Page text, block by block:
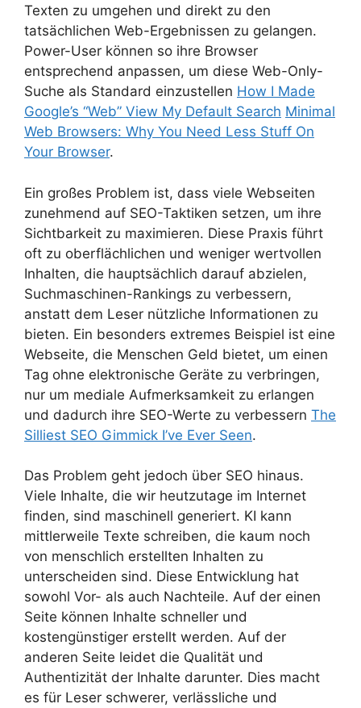
Texten zu umgehen und direkt zu den
tatsächlichen Web-Ergebnissen zu gelangen.
Power-User können so ihre Browser
entsprechend anpassen, um diese Web-Only-
Suche als Standard einzustellen How I Made
Google’s “Web” View My Default Search Minimal
Web Browsers: Why You Need Less Stuff On
Your Browser.
Ein großes Problem ist, dass viele Webseiten
zunehmend auf SEO-Taktiken setzen, um ihre
Sichtbarkeit zu maximieren. Diese Praxis führt
oft zu oberflächlichen und weniger wertvollen
Inhalten, die hauptsächlich darauf abzielen,
Suchmaschinen-Rankings zu verbessern,
anstatt dem Leser nützliche Informationen zu
bieten. Ein besonders extremes Beispiel ist eine
Webseite, die Menschen Geld bietet, um einen
Tag ohne elektronische Geräte zu verbringen,
nur um mediale Aufmerksamkeit zu erlangen
und dadurch ihre SEO-Werte zu verbessern The
Silliest SEO Gimmick I’ve Ever Seen.
Das Problem geht jedoch über SEO hinaus.
Viele Inhalte, die wir heutzutage im Internet
finden, sind maschinell generiert. KI kann
mittlerweile Texte schreiben, die kaum noch
von menschlich erstellten Inhalten zu
unterscheiden sind. Diese Entwicklung hat
sowohl Vor- als auch Nachteile. Auf der einen
Seite können Inhalte schneller und
kostengünstiger erstellt werden. Auf der
anderen Seite leidet die Qualität und
Authentizität der Inhalte darunter. Dies macht
es für Leser schwerer, verlässliche und